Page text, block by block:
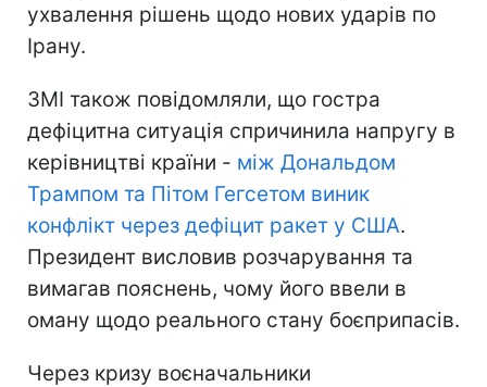
ухвалення рішень щодо нових ударів по
Ірану.
ЗМІ також повідомляли, що гостра
дефіцитна ситуація спричинила напругу в
керівництві країни - між Дональдом
Трампом та Пітом Гегсетом виник
конфлікт через дефіцит ракет у США.
Президент висловив розчарування та
вимагав пояснень, чому його ввели в
оману щодо реального стану боєприпасів.
Через кризу воєначальники